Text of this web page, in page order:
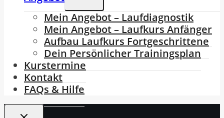
Mein Angebot – Laufdiagnostik
Mein Angebot – Laufkurs Anfänger
Aufbau Laufkurs Fortgeschrittene
Dein Persönlicher Trainingsplan
Kurstermine
Kontakt
FAQs & Hilfe